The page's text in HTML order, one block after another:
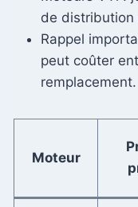
de distribution
Rappel
peut coûter
remplacement.
Moteur